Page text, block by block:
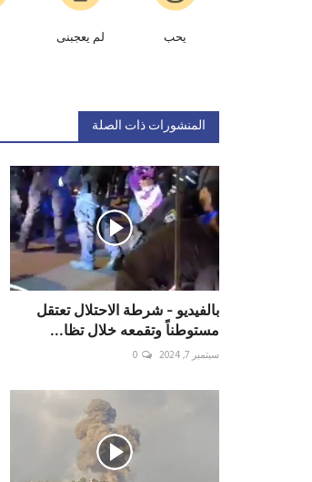
يحب لم يعجبنى
المنشورات ذات الصلة
بالفيديو - شرطة الاحتلال تعتقل
مستوطناً وتقمعه خلال تظا...
سبتمبر 7, 2024 0